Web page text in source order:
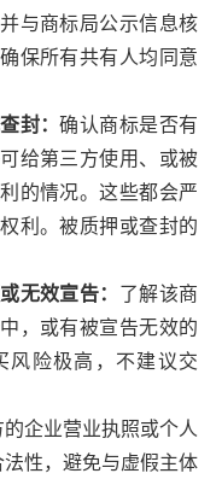
与商标局公示信息核
保所有共有人均同意
封：确认商标是否有
给第三方使用、或被
的情况。这些都会严
利。被质押或查封的
无效宣告： 了解该商
，或有被宣告无效的
风险极高，不建议交
企业营业执照或个人
性，避免与虚假主体